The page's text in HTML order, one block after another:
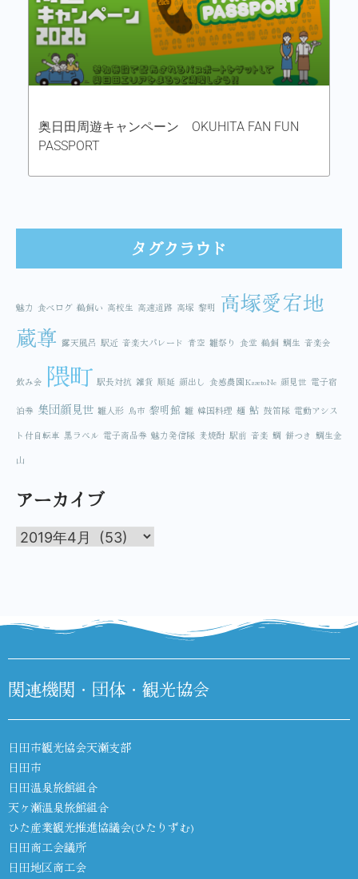
奥日田周遊キャンペーン OKUHITA FAN FUN
PASSPORT
タグクラウド
魅力 食べログ 鵜飼い 高校生 高速道路 高塚 黎明 高塚愛宕地
蔵尊 露天風呂 駅近 音楽大パレード 青空 雛祭り 食堂 鵜飼 鯛生 音楽会
飲み会 隈町 駅長対抗 雑貨 順延 顔出し 食感農園KazetoNe 顔見世 電子宿
泊券 集団顔見世 雛人形 鳥市 黎明館 雛 韓国料理 麺 鮎 鼓笛隊 電動アシス
ト付自転車 黒ラベル 電子商品券 魅力発信隊 麦焼酎 駅前 音楽 鯛 餅つき 鯛生金
山
アーカイブ
関連機関・団体・観光協会
日田市観光協会天瀬支部
日田市
日田温泉旅館組合
天ヶ瀬温泉旅館組合
ひた産業観光推進協議会(ひたりずむ)
日田商工会議所
日田地区商工会